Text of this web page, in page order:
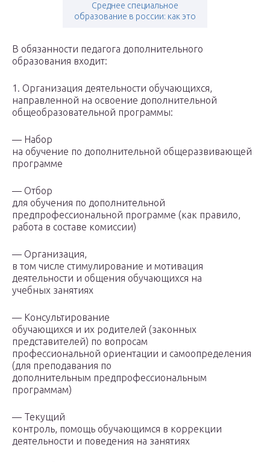
Среднее специальное
образование в россии: как это
В обязанности педагога дополнительного
образования входит:
1. Организация деятельности обучающихся,
направленной на освоение дополнительной
общеобразовательной программы:
— Набор
на обучение по дополнительной общеразвивающей
программе
— Отбор
для обучения по дополнительной
предпрофессиональной программе (как правило,
работа в составе комиссии)
— Организация,
в том числе стимулирование и мотивация
деятельности и общения обучающихся на
учебных занятиях
— Консультирование
обучающихся и их родителей (законных
представителей) по вопросам
профессиональной ориентации и самоопределения
(для преподавания по
дополнительным предпрофессиональным
программам)
— Текущий
контроль, помощь обучающимся в коррекции
деятельности и поведения на занятиях